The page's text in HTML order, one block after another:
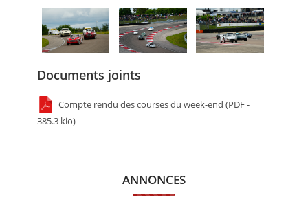
Documents joints
Compte rendu des courses du week-end (PDF -
385.3 kio)
ANNONCES